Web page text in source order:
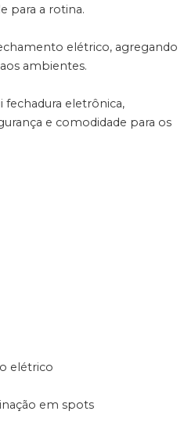
para a rotina.
elétrico, agregando
ambientes.
eletrônica,
e comodidade para os
elétrico
em spots